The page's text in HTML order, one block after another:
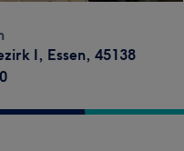
I, Essen, 45138